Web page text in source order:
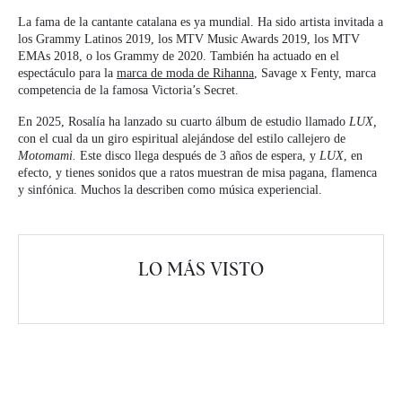
La fama de la cantante catalana es ya mundial. Ha sido artista invitada a
los Grammy Latinos 2019, los MTV Music Awards 2019, los MTV
EMAs 2018, o los Grammy de 2020. También ha actuado en el
espectáculo para la marca de moda de Rihanna, Savage x Fenty, marca
competencia de la famosa Victoria’s Secret.
En 2025, Rosalía ha lanzado su cuarto álbum de estudio llamado LUX,
con el cual da un giro espiritual alejándose del estilo callejero de
Motomami. Este disco llega después de 3 años de espera, y LUX, en
efecto, y tienes sonidos que a ratos muestran de misa pagana, flamenca
y sinfónica. Muchos la describen como música experiencial.
LO MÁS VISTO